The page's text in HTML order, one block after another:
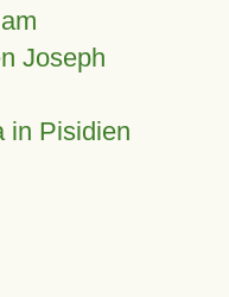
Joseph
in Pisidien